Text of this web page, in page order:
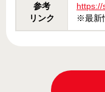
参考
リンク
https://
※最新